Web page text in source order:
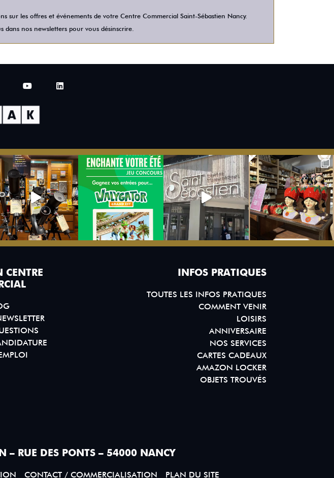
les offres et événements de votre Centre Commercial Saint-Sébastien Nancy.
dans nos newsletters pour vous désinscrire.
INFOS PRATIQUES
TOUTES LES INFOS PRATIQUES
COMMENT VENIR
LOISIRS
ANNIVERSAIRE
NOS SERVICES
CARTES CADEAUX
AMAZON LOCKER
OBJETS TROUVÉS
– RUE DES PONTS – 54000 NANCY
CONTACT / COMMERCIALISATION PLAN DU SITE